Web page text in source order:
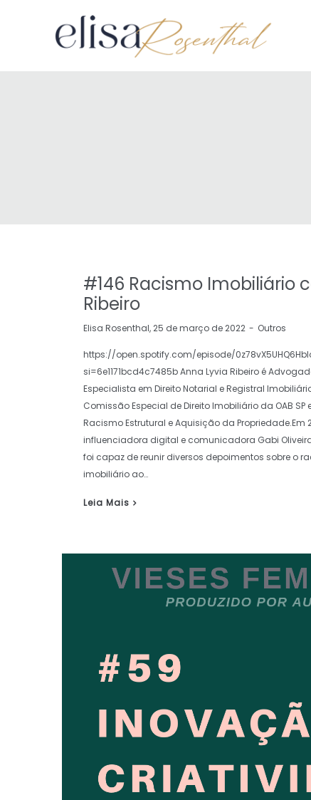
#146 Racismo Imobiliário
Ribeiro
by
Elisa Rosenthal 25 de março de 2022 Outros
https://open.spotify.com/episode/
si=6e1171bcd4c7485b Anna Lyvia Ribeiro é
Especialista em Direito Notarial e Registral
Comissão Especial de Direito Imobiliário da OAB SP
Racismo Estrutural e Aquisição da Propriedade.Em
influenciadora digital e comunicadora Gabi
foi capaz de reunir diversos depoimentos sobre o
imobiliário ao…
Leia Mais